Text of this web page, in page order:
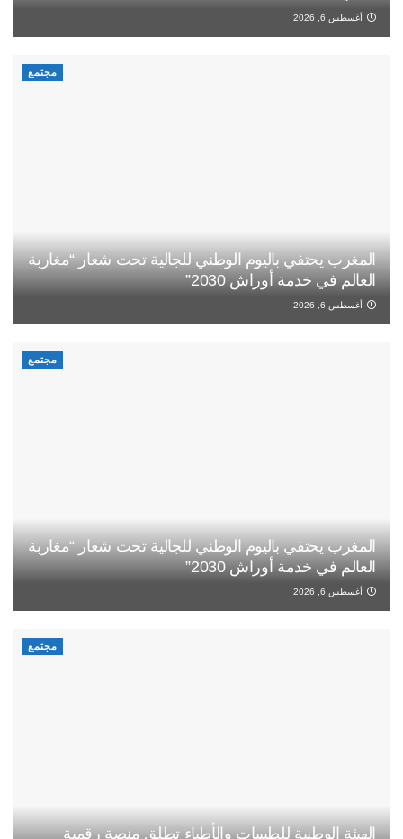
أغسطس 6, 2026
مجتمع
المغرب يحتفي باليوم الوطني للجالية تحت شعار “مغاربة
العالم في خدمة أوراش 2030”
أغسطس 6, 2026
مجتمع
المغرب يحتفي باليوم الوطني للجالية تحت شعار “مغاربة
العالم في خدمة أوراش 2030”
أغسطس 6, 2026
مجتمع
الهيئة الوطنية للطبيبات والأطباء تطلق منصة رقمية